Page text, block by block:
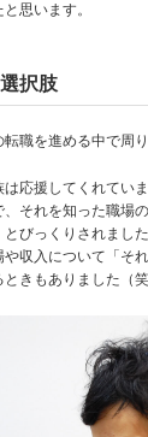
思います。
択肢
職を進める中で周
は応援してくれてい
それを知った職場
びっくりされまし
収入について「そ
きもありました（笑